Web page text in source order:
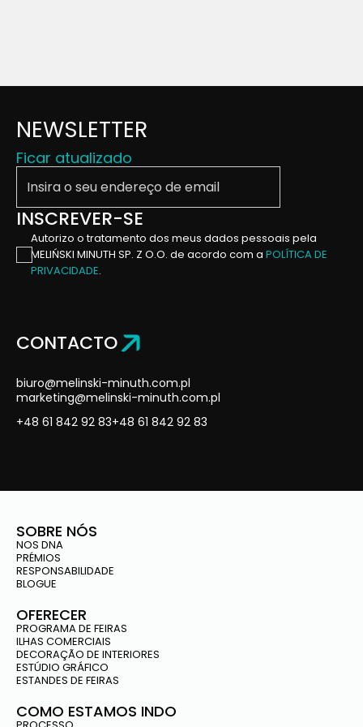
NEWSLETTER
Ficar atualizado
INSCREVER-SE
Autorizo ​​o tratamento dos meus dados pessoais pela
MELIŃSKI MINUTH SP. Z O.O. de acordo com a POLÍTICA DE
PRIVACIDADE.
CONTACTO
biuro@melinski-minuth.com.pl
marketing@melinski-minuth.com.pl
+48 61 842 92 83+48 61 842 92 83
SOBRE NÓS
NOS DNA
PRÉMIOS
RESPONSABILIDADE
BLOGUE
OFERECER
PROGRAMA DE FEIRAS
ILHAS COMERCIAIS
DECORAÇÃO DE INTERIORES
ESTÚDIO GRÁFICO
ESTANDES DE FEIRAS
COMO ESTAMOS INDO